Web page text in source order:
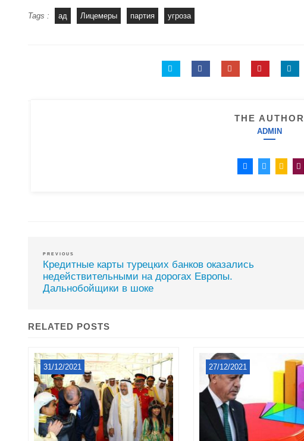
Tags : ад Лицемеры партия угроза
THE AUTHOR
ADMIN
PREVIOUS
Кредитные карты турецких банков оказались
недействительными на дорогах Европы.
Дальнобойщики в шоке
RELATED POSTS
31/12/2021 27/12/2021